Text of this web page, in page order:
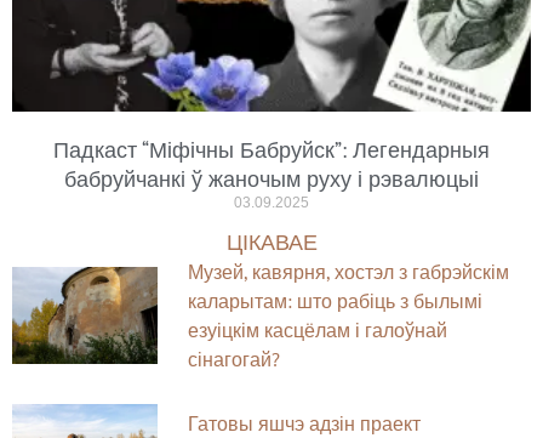
Падкаст “Міфічны Бабруйск”: Легендарныя
бабруйчанкі ў жаночым руху і рэвалюцыі
03.09.2025
ЦІКАВАЕ
Музей, кавярня, хостэл з габрэйскім
каларытам: што рабіць з былымі
езуіцкім касцёлам і галоўнай
сінагогай?
Гатовы яшчэ адзін праект